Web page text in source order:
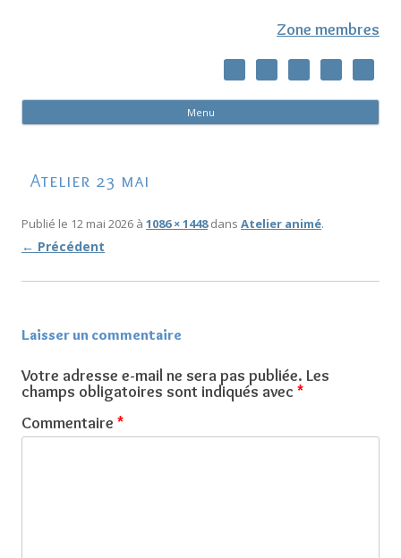
Zone membres
Menu
Atelier 23 mai
Publié le 12 mai 2026 à 1086 × 1448dans Atelier animé.
← Précédent
Laisser un commentaire
Votre adresse e-mail ne sera pas publiée. Les
champs obligatoires sont indiqués avec *
Commentaire *